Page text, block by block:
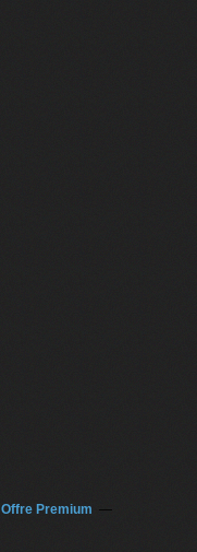
Offre Premium